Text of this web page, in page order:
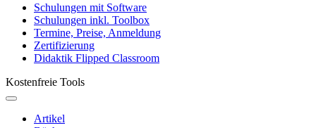
Schulungen mit Software
Schulungen inkl. Toolbox
Termine, Preise, Anmeldung
Zertifizierung
Didaktik Flipped Classroom
Kostenfreie Tools
Artikel